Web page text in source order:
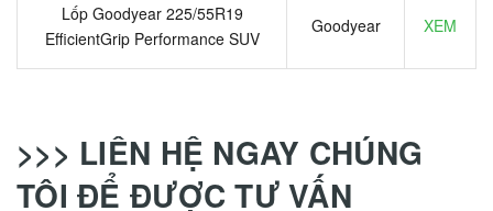
Lốp Goodyear 225/55R19
EfficientGrip Performance SUV
Goodyear XEM
>>> LIÊN HỆ NGAY CHÚNG
TÔI ĐỂ ĐƯỢC TƯ VẤN